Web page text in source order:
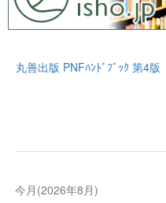
丸善出版 PNFﾊﾝﾄﾞﾌﾞｯｸ 第4版
今月(2026年8月)